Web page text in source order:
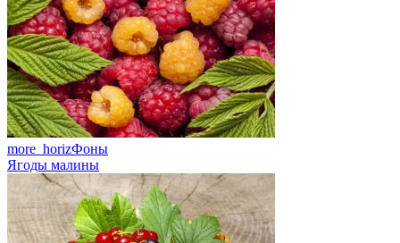
more_horizФоны
Ягоды малины